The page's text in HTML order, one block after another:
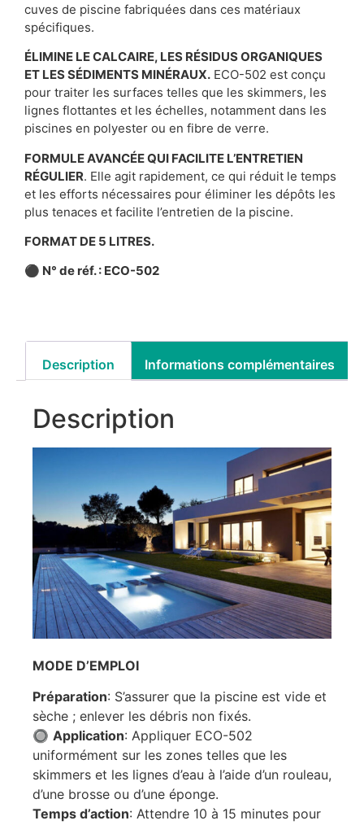
cuves de piscine fabriquées dans ces matériaux
spécifiques.
ÉLIMINE LE CALCAIRE, LES RÉSIDUS ORGANIQUES
ET LES SÉDIMENTS MINÉRAUX. ECO-502 est conçu
pour traiter les surfaces telles que les skimmers, les
lignes flottantes et les échelles, notamment dans les
piscines en polyester ou en fibre de verre.
FORMULE AVANCÉE QUI FACILITE L’ENTRETIEN
RÉGULIER. Elle agit rapidement, ce qui réduit le temps
et les efforts nécessaires pour éliminer les dépôts les
plus tenaces et facilite l’entretien de la piscine.
FORMAT DE 5 LITRES.
⚫ N° de réf. : ECO-502
Description Informations complémentaires
Description
MODE D’EMPLOI
Préparation: S’assurer que la piscine est vide et
sèche ; enlever les débris non fixés.
🔘 Application: Appliquer ECO-502
uniformément sur les zones telles que les
skimmers et les lignes d’eau à l’aide d’un rouleau,
d’une brosse ou d’une éponge.
Temps d’action: Attendre 10 à 15 minutes pour